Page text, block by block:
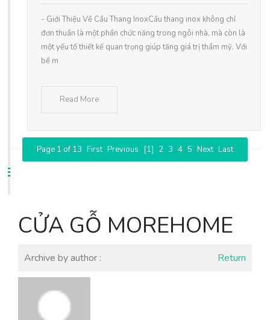
- Giới Thiệu Về Cầu Thang InoxCầu thang inox không chỉ
đơn thuần là một phần chức năng trong ngôi nhà, mà còn là
một yếu tố thiết kế quan trọng giúp tăng giá trị thẩm mỹ. Với
bề m
Read More
Page 1 of 13 First Previous [1] 2 3 4 5 Next Last
CỬA GỖ MOREHOME
Archive by author : Return